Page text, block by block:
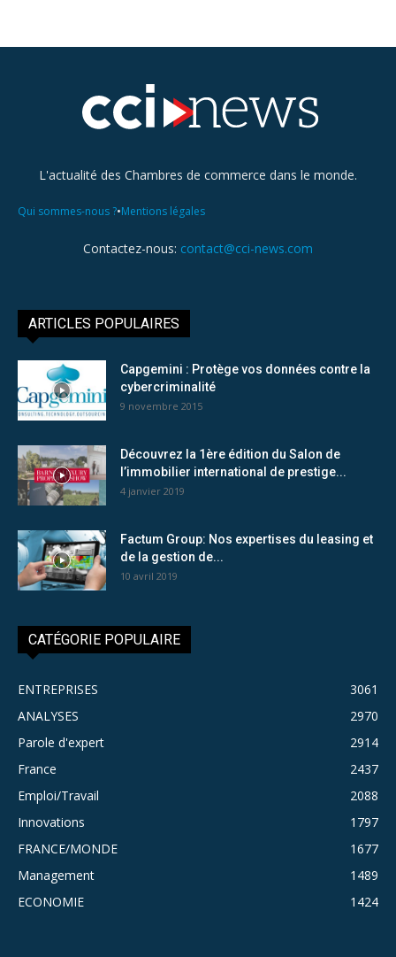
L'actualité des Chambres de commerce dans le monde.
Qui sommes-nous ?•Mentions légales
Contactez-nous: contact@cci-news.com
ARTICLES POPULAIRES
Capgemini : Protège vos données contre la
cybercriminalité
9 novembre 2015
Découvrez la 1ère édition du Salon de
l’immobilier international de prestige...
4 janvier 2019
Factum Group: Nos expertises du leasing et
de la gestion de...
10 avril 2019
CATÉGORIE POPULAIRE
ENTREPRISES
3061
ANALYSES
2970
Parole d'expert
2914
France
2437
Emploi/Travail
2088
Innovations
1797
FRANCE/MONDE
1677
Management
1489
ECONOMIE
1424